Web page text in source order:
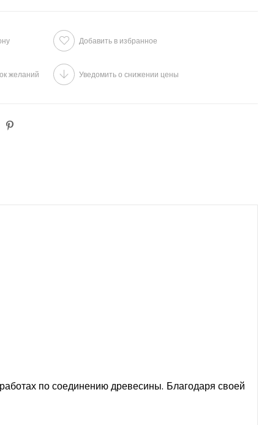
Добавить в избранное
желаний Уведомить о снижении цены
по соединению древесины. Благодаря своей